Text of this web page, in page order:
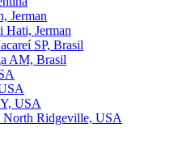
Jerman
Hati, Jerman
SP, Brasil
AM, Brasil
USA
North Ridgeville, USA